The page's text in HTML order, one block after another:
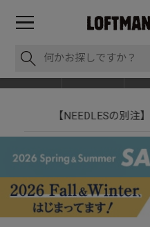
【NEEDLESの別注